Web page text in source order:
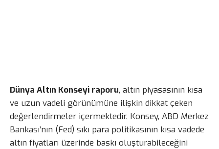
Dünya Altın Konseyi raporu, altın piyasasının kısa
ve uzun vadeli görünümüne ilişkin dikkat çeken
değerlendirmeler içermektedir. Konsey, ABD Merkez
Bankası’nın (Fed) sıkı para politikasının kısa vadede
altın fiyatları üzerinde baskı oluşturabileceğini